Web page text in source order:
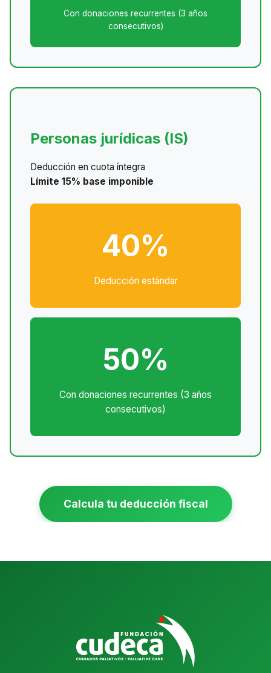
Con donaciones recurrentes (3 años
consecutivos)
Personas jurídicas (IS)
Deducción en cuota íntegra
Límite 15% base imponible
40%
Deducción estándar
50%
Con donaciones recurrentes (3 años
consecutivos)
Calcula tu deducción fiscal